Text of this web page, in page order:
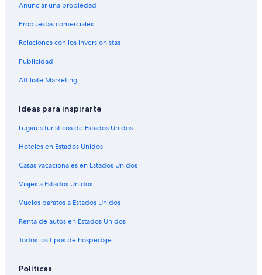
Anunciar una propiedad
Propuestas comerciales
Relaciones con los inversionistas
Publicidad
Affiliate Marketing
Ideas para inspirarte
Lugares turísticos de Estados Unidos
Hoteles en Estados Unidos
Casas vacacionales en Estados Unidos
Viajes a Estados Unidos
Vuelos baratos a Estados Unidos
Renta de autos en Estados Unidos
Todos los tipos de hospedaje
Políticas